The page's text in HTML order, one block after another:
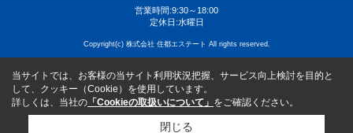
営業時間:9:30～18:00
定休日:水曜日
Copyright(c) 株式会社 住都エステート All rights reserved.
当サイトでは、お客様の当サイト利用状況把握、サービス向上検討を目的と
して、クッキー（Cookie）を使用しています。
詳しくは、当社の 「Cookieの取扱いについて」 をご確認ください。
閉じる